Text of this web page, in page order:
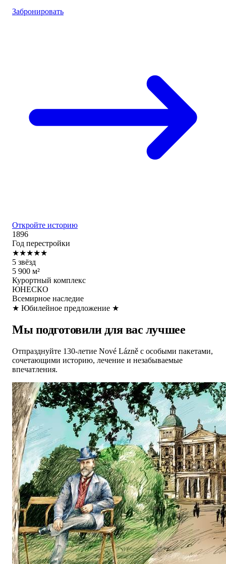
Забронировать
Откройте историю
1896
Год перестройки
★★★★★
5 звёзд
5 900 м²
Курортный комплекс
ЮНЕСКО
Всемирное наследие
★ Юбилейное предложение ★
Мы подготовили для вас лучшее
Отпразднуйте 130-летие Nové Lázně с особыми пакетами,
сочетающими историю, лечение и незабываемые
впечатления.